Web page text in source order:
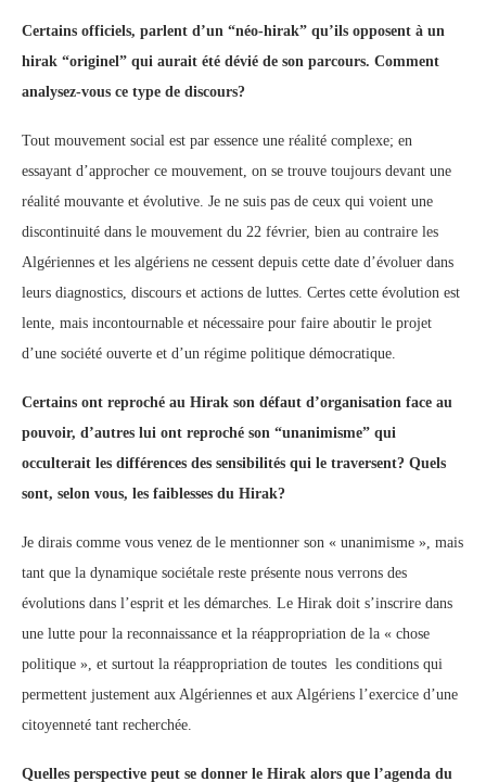
Certains officiels, parlent d’un “néo-hirak” qu’ils opposent à un
hirak “originel” qui aurait été dévié de son parcours. Comment
analysez-vous ce type de discours?
Tout mouvement social est par essence une réalité complexe; en
essayant d’approcher ce mouvement, on se trouve toujours devant une
réalité mouvante et évolutive. Je ne suis pas de ceux qui voient une
discontinuité dans le mouvement du 22 février, bien au contraire les
Algériennes et les algériens ne cessent depuis cette date d’évoluer dans
leurs diagnostics, discours et actions de luttes. Certes cette évolution est
lente, mais incontournable et nécessaire pour faire aboutir le projet
d’une société ouverte et d’un régime politique démocratique.
Certains ont reproché au Hirak son défaut d’organisation face au
pouvoir, d’autres lui ont reproché son “unanimisme” qui
occulterait les différences des sensibilités qui le traversent? Quels
sont, selon vous, les faiblesses du Hirak?
Je dirais comme vous venez de le mentionner son « unanimisme », mais
tant que la dynamique sociétale reste présente nous verrons des
évolutions dans l’esprit et les démarches. Le Hirak doit s’inscrire dans
une lutte pour la reconnaissance et la réappropriation de la « chose
politique », et surtout la réappropriation de toutes les conditions qui
permettent justement aux Algériennes et aux Algériens l’exercice d’une
citoyenneté tant recherchée.
Quelles perspective peut se donner le Hirak alors que l’agenda du